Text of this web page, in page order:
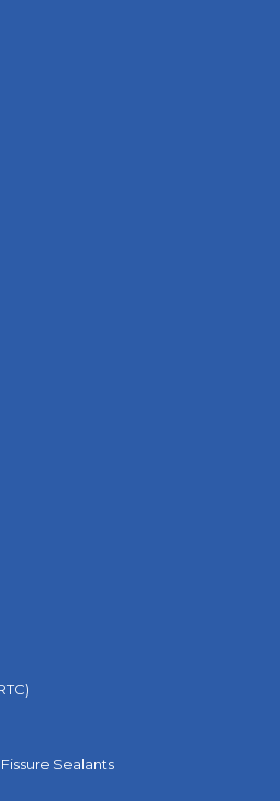
Sealants